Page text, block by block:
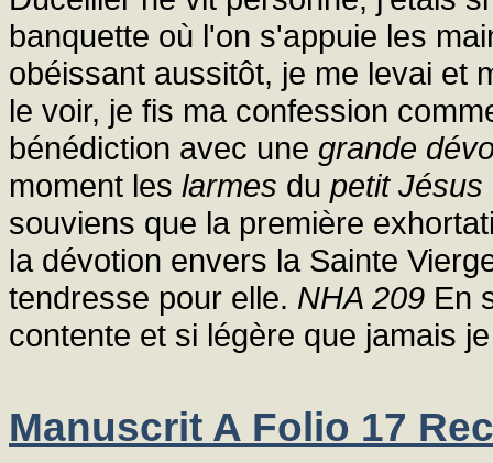
banquette où l'on s'appuie les
obéissant aussitôt, je me levai et
le voir, je fis ma confession
bénédiction avec une grande
moment les larmes du petit Jésus
souviens que la première
la dévotion envers la Sainte
tendresse pour elle. NHA 209 En
contente et si légère que jamais
Manuscrit A Folio 17